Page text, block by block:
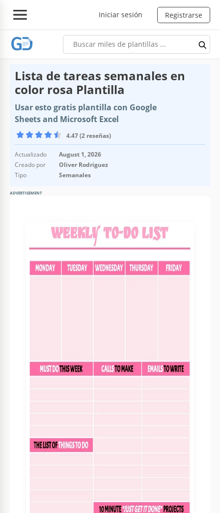
Iniciar sesión Registrarse
Lista de tareas semanales en
color rosa Plantilla
Usar esto gratis plantilla con Google
Sheets and Microsoft Excel
4.47 (2 reseñas)
Actualizado
August 1, 2026
Creado por
Oliver Rodriguez
Tipo
Semanales
ADVERTISEMENT